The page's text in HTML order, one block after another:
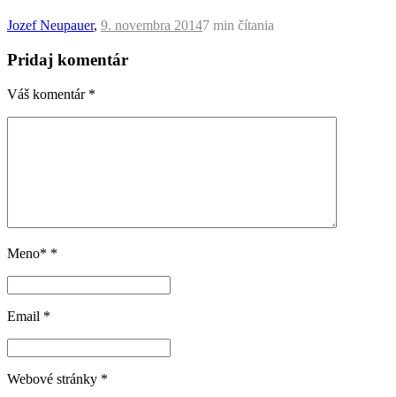
Jozef Neupauer, 9. novembra 20147 min čítania
Pridaj komentár
Váš komentár *
Meno* *
Email *
Webové stránky *